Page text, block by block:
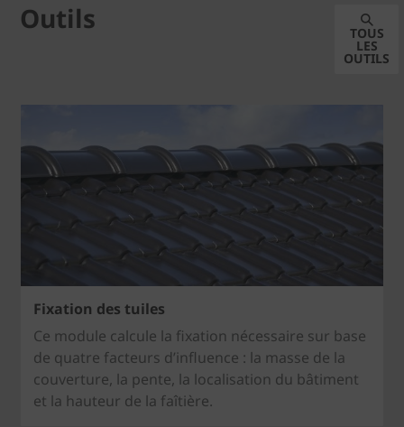
Outils TOUS
LES
OUTILS
Fixation des tuiles
Ce module calcule la fixation nécessaire sur base
de quatre facteurs d’influence : la masse de la
couverture, la pente, la localisation du bâtiment
et la hauteur de la faîtière.